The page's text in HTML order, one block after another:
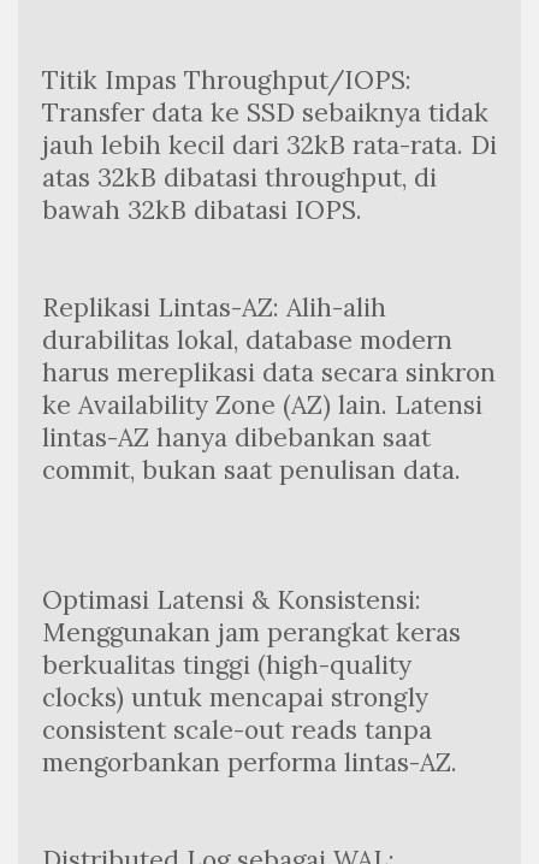
Titik Impas Throughput/IOPS:
Transfer data ke SSD sebaiknya tidak
jauh lebih kecil dari 32kB rata-rata. Di
atas 32kB dibatasi throughput, di
bawah 32kB dibatasi IOPS.
Replikasi Lintas-AZ: Alih-alih
durabilitas lokal, database modern
harus mereplikasi data secara sinkron
ke Availability Zone (AZ) lain. Latensi
lintas-AZ hanya dibebankan saat
commit, bukan saat penulisan data.
Optimasi Latensi & Konsistensi:
Menggunakan jam perangkat keras
berkualitas tinggi (high-quality
clocks) untuk mencapai strongly
consistent scale-out reads tanpa
mengorbankan performa lintas-AZ.